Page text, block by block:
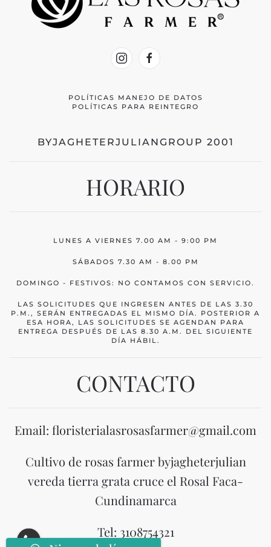
POLÍTICAS MANEJO DE DATOS
POLÍTICAS PARA REINTEGRO
BYJAGHETERJULIANGROUP 2001
HORARIO
LUNES A VIERNES 7.00 AM - 9:00 PM
SÁBADOS 7.30 AM - 8.00 PM
DOMINGO - FESTIVOS: NO CONTAMOS CON SERVICIO.
LAS SOLICITUDES QUE INGRESEN ANTES DE LAS 3.30
P.M., SERÁN ENTREGADAS EL MISMO DÍA. POSTERIOR A
ESA HORA, LAS SOLICITUDES SE AGENDAN PARA
ENTREGA DESPUÉS DE LAS 8.30 A.M. DEL SIGUIENTE
DÍA HÁBIL.
CONTACTO
Email: floristerialasrosasfarmer@gmail.com
Cultivo de rosas farmer byjagheterjulian
vereda tierra grata cruce el Rosal Faca-
Cundinamarca
Tel: 3108754321